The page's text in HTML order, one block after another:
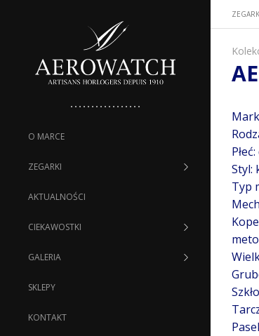
O MARCE
ZEGARKI
AKTUALNOŚCI
CIEKAWOSTKI
GALERIA
SKLEPY
KONTAKT
Styl:
Typ